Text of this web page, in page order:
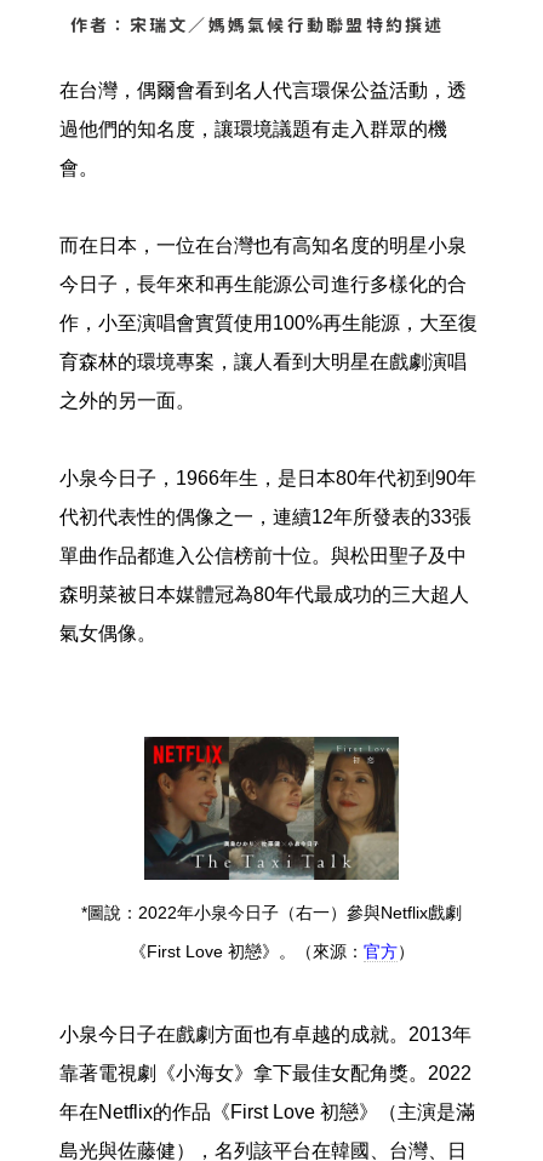
作者：宋瑞文／媽媽氣候行動聯盟特約撰述
在台灣，偶爾會看到名人代言環保公益活動，透
過他們的知名度，讓環境議題有走入群眾的機
會。
而在日本，一位在台灣也有高知名度的明星小泉
今日子，長年來和再生能源公司進行多樣化的合
作，小至演唱會實質使用100%再生能源，大至復
育森林的環境專案，讓人看到大明星在戲劇演唱
之外的另一面。
小泉今日子，1966年生，是日本80年代初到90年
代初代表性的偶像之一，連續12年所發表的33張
單曲作品都進入公信榜前十位。與松田聖子及中
森明菜被日本媒體冠為80年代最成功的三大超人
氣女偶像。
*圖說：2022年小泉今日子（右一）參與Netflix戲劇
《First Love 初戀》。（來源： 官方）
小泉今日子在戲劇方面也有卓越的成就。2013年
靠著電視劇《小海女》拿下最佳女配角獎。2022
年在Netflix的作品《First Love 初戀》（主演是滿
島光與佐藤健），名列該平台在韓國、台灣、日